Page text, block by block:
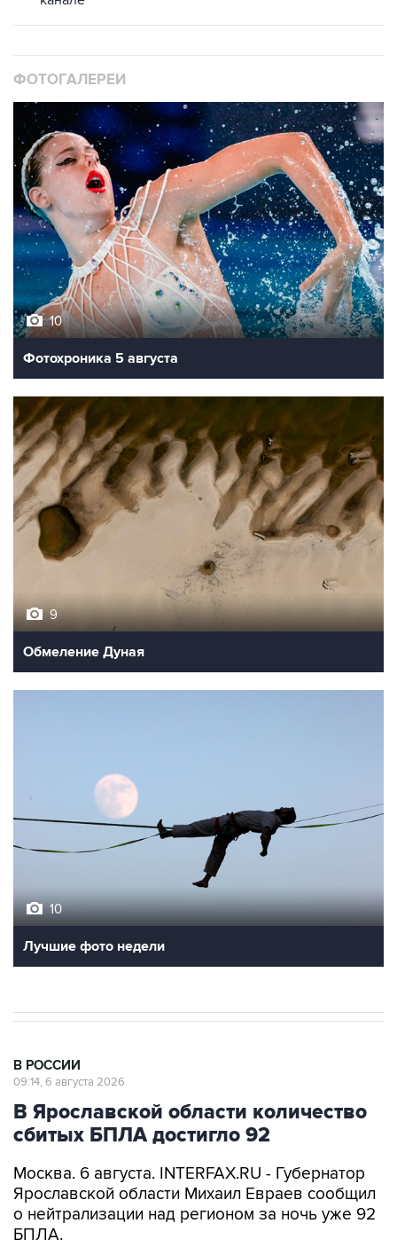
ФОТОГАЛЕРЕИ
10
Фотохроника 5 августа
9
Обмеление Дуная
10
Лучшие фото недели
В РОССИИ
09:14, 6 августа 2026
В Ярославской области количество
сбитых БПЛА достигло 92
Москва. 6 августа. INTERFAX.RU - Губернатор
Ярославской области Михаил Евраев сообщил
о нейтрализации над регионом за ночь уже 92
БПЛА.